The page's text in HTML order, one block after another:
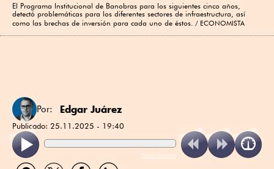
El Programa Institucional de Banobras para los siguientes cinco años,
detectó problemáticas para los diferentes sectores de infraestructura, así
como las brechas de inversión para cada uno de éstos.
ECONOMISTA
Por: Edgar Juárez
Publicado: 25.11.2025 - 19:40
ReadSpeaker
CompartirCompartirCompartirCompartir